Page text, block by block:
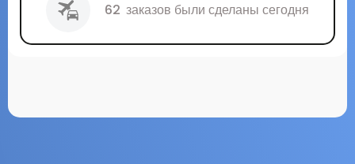
62 заказов были сделаны сегодня